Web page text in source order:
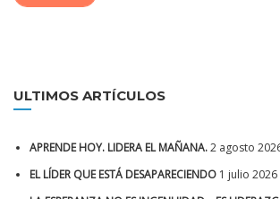
ULTIMOS ARTÍCULOS
APRENDE HOY. LIDERA EL MAÑANA.2 agosto
EL LÍDER QUE ESTÁ DESAPARECIENDO 1 julio 2026